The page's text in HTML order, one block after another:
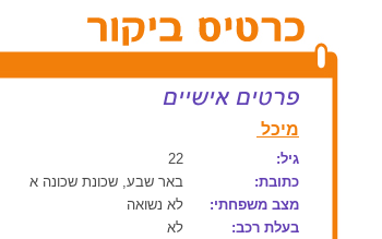
מיכל
גיל:
22
כתובת:
באר שבע, שכונת שכונה א
מצב משפחתי:
לא נשואה
בעלת רכב:
לא